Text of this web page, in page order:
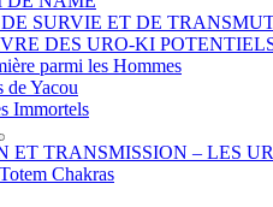
SURVIE ET DE
DES URO-KI
parmi les Hommes
de Yacou
Immortels
ET TRANSMISSION – LES
Chakras